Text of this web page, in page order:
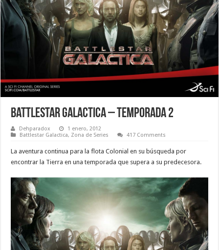
Battlestar Galactica – Temporada 2
Dehparadox
1 enero, 2012
Battlestar Galactica, Zona de Series 417 Comments
La aventura continua para la flota Colonial en su búsqueda por
encontrar la Tierra en una temporada que supera a su predecesora.